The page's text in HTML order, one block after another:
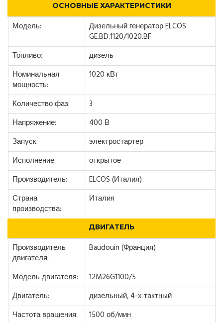
ОСНОВНЫЕ ХАРАКТЕРИСТИКИ
Модель:
Дизельный генератор ELCOS
GE.BD.1120/1020.BF
Топливо:
дизель
Номинальная
мощность:
1020 кВт
Количество фаз:
3
Напряжение:
400 В
Запуск:
электростартер
Исполнение:
открытое
Производитель:
ELCOS (Италия)
Страна
производства:
Италия
ДВИГАТЕЛЬ
Производитель
двигателя:
Baudouin (Франция)
Модель двигателя:
12M26G1100/5
Двигатель:
дизельный, 4-х тактный
Частота вращения:
1500 об/мин